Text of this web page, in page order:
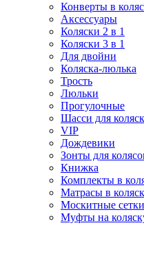
Конверты в
Аксессуары
Коляски 2 в 1
Коляски 3 в 1
Для двойни
Коляска-люлька
Трость
Люльки
Прогулочные
Шасси для
VIP
Дождевики
Зонты для
Книжка
Комплекты в
Матрасы в
Москитные сетки
Муфты на